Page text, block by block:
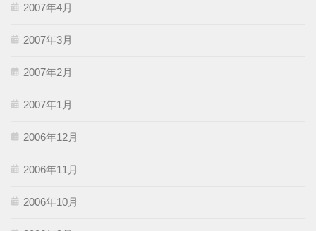
2007年4月
2007年3月
2007年2月
2007年1月
2006年12月
2006年11月
2006年10月